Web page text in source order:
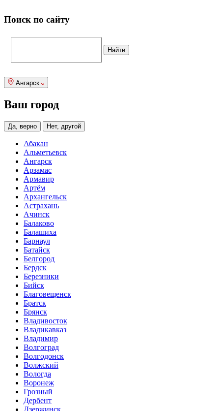
Поиск по сайту
Ангарск
Ваш город
Да, верно Нет, другой
Абакан
Альметьевск
Ангарск
Арзамас
Армавир
Артём
Архангельск
Астрахань
Ачинск
Балаково
Балашиха
Барнаул
Батайск
Белгород
Бердск
Березники
Бийск
Благовещенск
Братск
Брянск
Владивосток
Владикавказ
Владимир
Волгоград
Волгодонск
Волжский
Вологда
Воронеж
Грозный
Дербент
Дзержинск